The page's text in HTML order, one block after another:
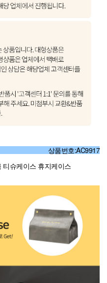
상품번호:AC9917
슈케이스 휴지케이스